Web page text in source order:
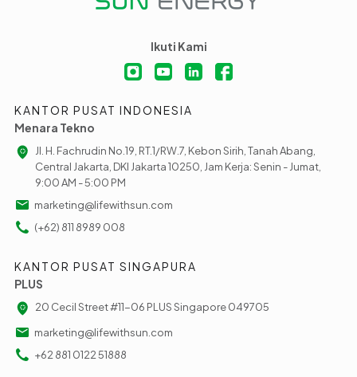
Ikuti Kami
KANTOR PUSAT INDONESIA
Menara Tekno
Jl. H. Fachrudin No.19, RT.1/RW.7, Kebon Sirih, Tanah Abang,
Central Jakarta, DKI Jakarta 10250, Jam Kerja: Senin - Jumat,
9:00 AM - 5:00 PM
marketing@lifewithsun.com
(+62) 811 8989 008
KANTOR PUSAT SINGAPURA
PLUS
20 Cecil Street #11-06 PLUS Singapore 049705
marketing@lifewithsun.com
+62 881 0122 51888